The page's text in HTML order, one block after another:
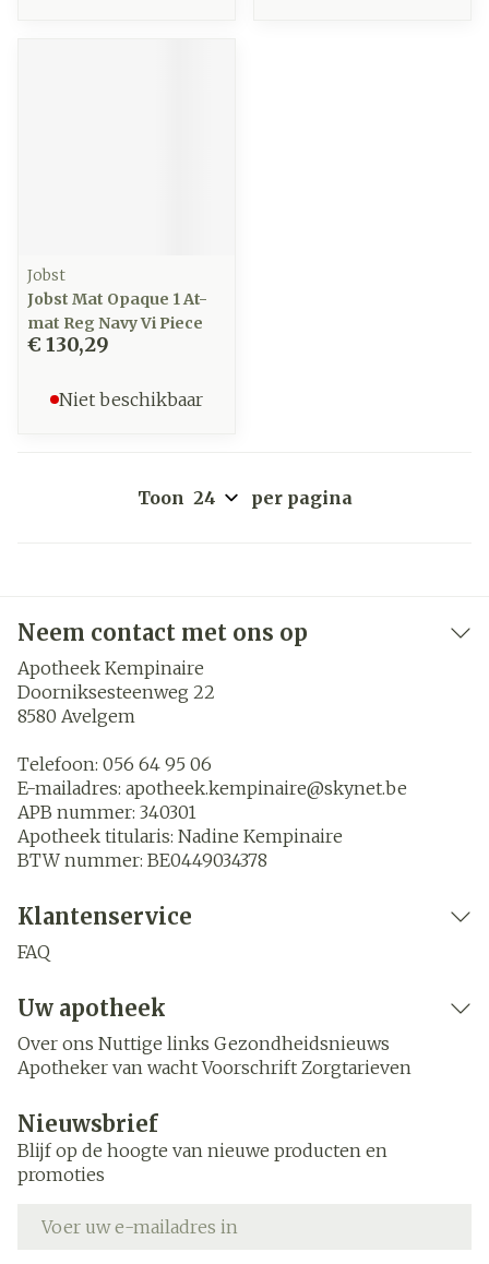
Jobst
Jobst Mat Opaque 1 At-
mat Reg Navy Vi Piece
€ 130,29
Niet beschikbaar
Toon per pagina
Neem contact met ons op
Apotheek Kempinaire
Doorniksesteenweg 22
8580 Avelgem
Telefoon: 056 64 95 06
E-mailadres: apotheek.kempinaire@skynet.be
APB nummer: 340301
Apotheek titularis: Nadine Kempinaire
BTW nummer: BE0449034378
Klantenservice
FAQ
Uw apotheek
Over ons Nuttige links Gezondheidsnieuws
Apotheker van wacht Voorschrift Zorgtarieven
Nieuwsbrief
Blijf op de hoogte van nieuwe producten en
promoties